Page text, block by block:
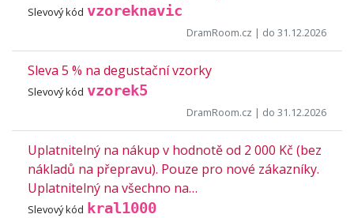
Slevový kód vzoreknavic
DramRoom.cz | do 31.12.2026
Sleva 5 % na degustační vzorky
Slevový kód vzorek5
DramRoom.cz | do 31.12.2026
Uplatnitelný na nákup v hodnotě od 2 000 Kč (bez
nákladů na přepravu). Pouze pro nové zákazníky.
Uplatnitelný na všechno na…
Slevový kód kral1000